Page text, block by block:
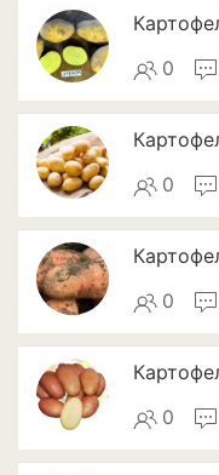
Абрикосы
Айва
Актинидия
Алыча
Апельсины
Барбарис
Вишня
Гранат
Грецкий орех
0
0
0
0